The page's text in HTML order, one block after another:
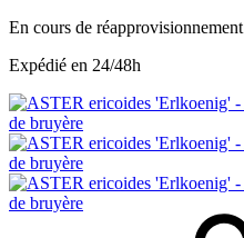
En cours de réapprovisionnement
Expédié en 24/48h